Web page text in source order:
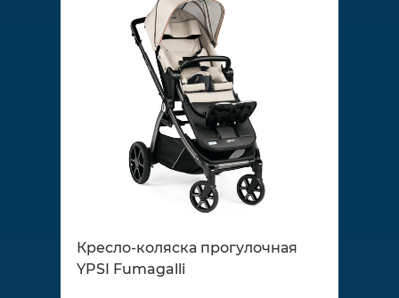
Кресло-коляска прогулочная
YPSI Fumagalli